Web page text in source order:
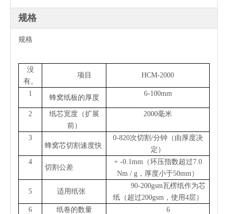
规格
规格
没
有。
项目 HCM-2000
1
蜂窝纸板的厚度
6-100mm
2
纸芯宽度（扩展
前）
2000毫米
3
蜂窝芯切割速度快
0-820次切割/分钟（由厚度决
定）
4
切割公差
+ -0.1mm（环压指数超过7.0
Nm / g，厚度小于50mm）
5 适用纸张
90-200gsm瓦楞纸作为芯
纸（超过200gsm，使用4层）
6
纸卷的数量 6